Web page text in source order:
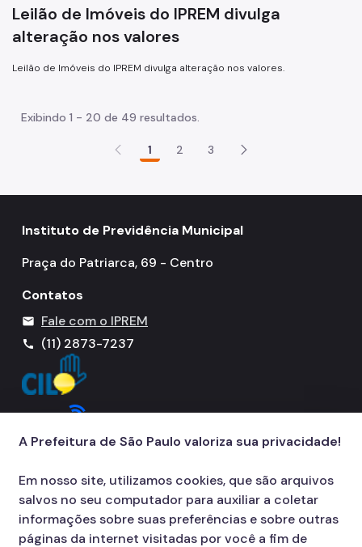
Leilão de Imóveis do IPREM divulga
alteração nos valores
Leilão de Imóveis do IPREM divulga alteração nos valores.
Exibindo 1 - 20 de 49 resultados.
1 2 3
Instituto de Previdência Municipal
Praça do Patriarca, 69 - Centro
Contatos
mail Fale com o IPREM
call (11) 2873-7237
A Prefeitura de São Paulo valoriza sua privacidade!
Em nosso site, utilizamos cookies, que são arquivos
salvos no seu computador para auxiliar a coletar
informações sobre suas preferências e sobre outras
páginas da internet visitadas por você a fim de